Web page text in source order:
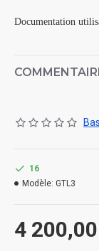
Documentation
4
16
Modèle: GTL3